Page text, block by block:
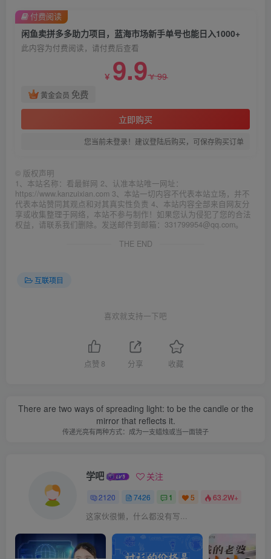
闲鱼卖拼多多助力项目，蓝海市场新手单号也能日入1000+
此内容为付费阅读，请付费后查看
￥ 9.9￥99
黄金会员 免费
立即购买
您当前未登录！建议登陆后购买，可保存购买订单
付费阅读
© 版权声明
1、本站名称：看最鲜网 2、认准本站唯一网址：
https://www.kanzuixian.com 3、本站一切内容不代表本站立场，并不
代表本站赞同其观点和对其真实性负责 4、本站内容全部来自网友分
享或收集整理于网络，本站不参与制作！如果您认为侵犯了您的合法
权益，请联系我们删除。发送邮件到邮箱：331799954@qq.com。
THE END
互联项目
喜欢就支持一下吧
点赞 8 分享 收藏
There are two ways of spreading light: to be the candle or the
mirror that reflects it.
传递光亮有两种方式：成为一支蜡烛或当一面镜子
学吧 关注
2120 7426 1 5 63.2W+
这家伙很懒，什么都没有写...